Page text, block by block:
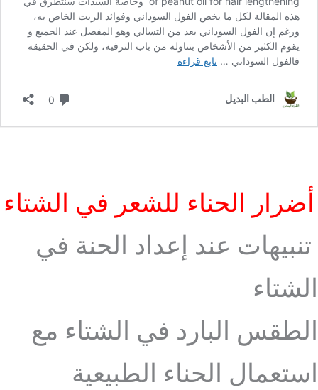
أضرار الحناء للشعر في الشتاء
تنبيهات عند إعداد الحنة في
الشتاء
الطقس البارد في الشتاء مع
استعمال الحناء الطبيعية